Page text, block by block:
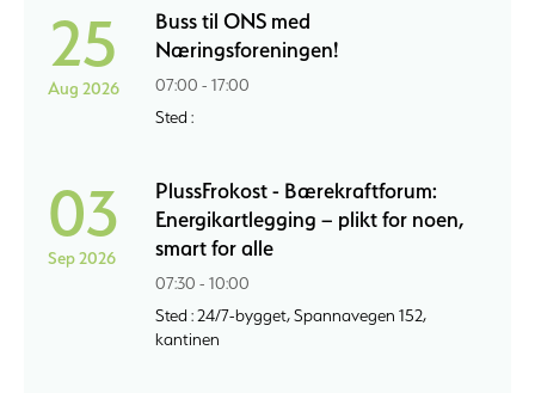
25
Aug 2026
Buss til ONS med
Næringsforeningen!
07:00 - 17:00
Sted :
03
Sep 2026
PlussFrokost - Bærekraftforum:
Energikartlegging – plikt for noen,
smart for alle
07:30 - 10:00
Sted : 24/7-bygget, Spannavegen 152,
kantinen